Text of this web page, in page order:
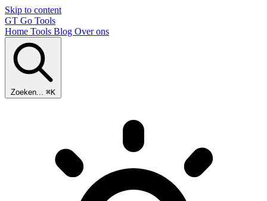
Skip to content
GT Go Tools
Home Tools Blog Over ons
Zoeken... ⌘K